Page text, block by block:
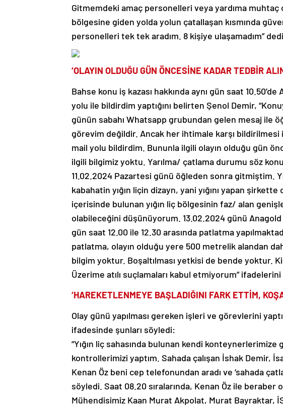
Gitmemdeki amaç personelleri veya yardıma muhtaç
bölgesine giden yolda yolun çatallaşan kısmında
personelleri tek tek aradım. 8 kişiye ulaşamadım”
‘OLAYIN OLDUĞU GÜN ÖNCESİNE KADAR TEDBİR
Bahse konu iş kazası hakkında aynı gün saat
yolu ile bildirdim yaptığını belirten Şenol Demir,
günün sabahı Whatsapp grubundan gelen mesaj ile
görevim değildir. Ancak her ihtimale karşı
mail yolu bildirdim. Bununla ilgili olayın olduğu gün
ilgili bilgimiz yoktu. Yarılma/ çatlama durumu söz
11.02.2024 Pazartesi günü öğleden sonra gitmiştim.
kabahatin yığın liçin dizayn, yani yığını yapan
içerisinde bulunan yığın liç bölgesinin faz/ alan
olabileceğini düşünüyorum. 13.02.2024 günü Anagold
gün saat 12.00 ile 12.30 arasında patlatma
patlatma, olayın olduğu yere 500 metrelik alandan
bilgim yoktur. Boşaltılması yetkisi de bende yoktur.
Üzerime atılı suçlamaları kabul etmiyorum” ifadelerini
‘HAREKETLENMEYE BAŞLADIĞINI FARK ETTİM,
Olay günü yapılması gereken işleri ve görevlerini
ifadesinde şunları söyledi:
“Yığın liç sahasında bulunan kendi
kontrollerimizi yaptım. Sahada çalışan İshak Demir,
Kenan Öz beni cep telefonundan aradı ve ‘sahada
söyledi. Saat 08.20 sıralarında, Kenan Öz ile beraber
Mühendisimiz Kaan Murat Akpolat, Murat Bayraktar,